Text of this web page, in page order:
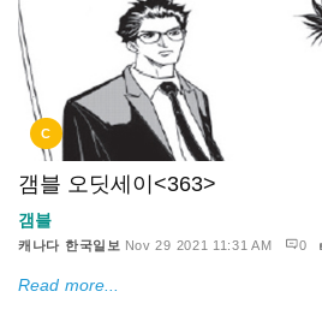
C
갬블 오딧세이<363>
갬블
캐나다 한국일보 Nov 29 2021 11:31 AM 0
Read more...